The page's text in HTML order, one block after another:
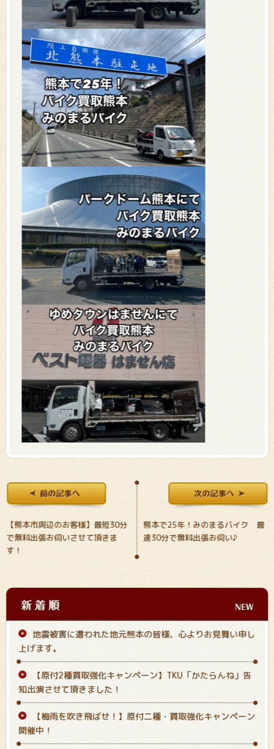
【熊本市周辺のお客様】最短30分
で無料出張お伺いさせて頂きま
す！
熊本で25年！みのまるバイク 最
速30分で無料出張お伺い♪
地震被害に遭われた地元熊本の皆様、心よりお見舞い申し
上げます。
【原付2種買取強化キャンペーン】TKU「かたらんね」告
知出演させて頂きました！
【梅雨を吹き飛ばせ！】原付二種・買取強化キャンペーン
開催中！